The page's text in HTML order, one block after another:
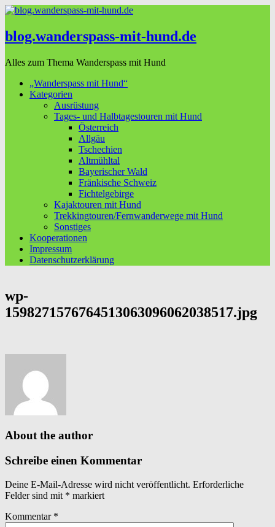
blog.wanderspass-mit-hund.de
Alles zum Thema Wanderspass mit Hund
„Wanderspass mit Hund“
Kategorien
Ausrüstung
Tages- und Halbtagestouren mit Hund
Österreich
Allgäu
Tschechien
Altmühltal
Bayerischer Wald
Fränkische Schweiz
Fichtelgebirge
Kajaktouren mit Hund
Trekkingtouren/Fernwanderwege mit Hund
Sonstiges
Kooperationen
Impressum
Datenschutzerklärung
wp-
1598271576764513063096062038517.jpg
About the author
Schreibe einen Kommentar
Deine E-Mail-Adresse wird nicht veröffentlicht. Erforderliche
Felder sind mit * markiert
Kommentar *